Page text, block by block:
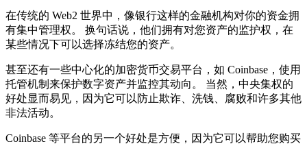
在传统的 Web2 世界中，像银行这样的金融机构对你的资金拥
有集中管理权。 换句话说，他们拥有对您资产的监护权，在
某些情况下可以选择冻结您的资产。
甚至还有一些中心化的加密货币交易平台，如 Coinbase，使用
托管机制来保护数字资产并监控其动向。 当然，中央集权的
好处显而易见，因为它可以防止欺诈、洗钱、腐败和许多其他
非法活动。
Coinbase 等平台的另一个好处是方便，因为它可以帮助您购买